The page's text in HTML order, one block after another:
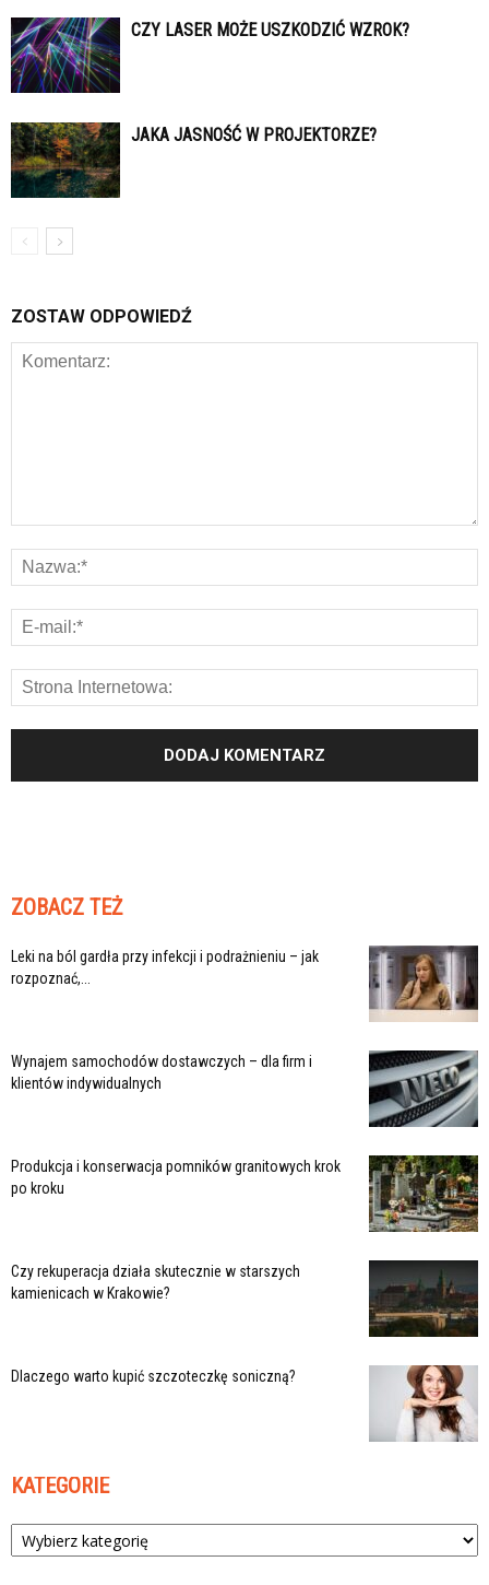
CZY LASER MOŻE USZKODZIĆ WZROK?
JAKA JASNOŚĆ W PROJEKTORZE?
ZOSTAW ODPOWIEDŹ
ZOBACZ TEŻ
Leki na ból gardła przy infekcji i podrażnieniu – jak
rozpoznać,...
Wynajem samochodów dostawczych – dla firm i
klientów indywidualnych
Produkcja i konserwacja pomników granitowych krok
po kroku
Czy rekuperacja działa skutecznie w starszych
kamienicach w Krakowie?
Dlaczego warto kupić szczoteczkę soniczną?
KATEGORIE
Kategorie